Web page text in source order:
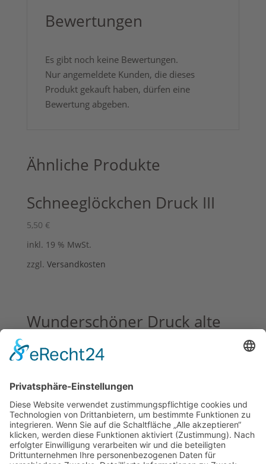
Bewertungen
Es gibt noch keine Bewertungen.
Nur angemeldete Kunden, die dieses
Produkt gekauft haben, dürfen eine
Bewertung abgeben.
Ähnliche Produkte
Schneeglöckchen Druck III
5,50 €
inkl. 19 % MwSt.
zzgl. Versandkosten
Wunderschöner Druck alte
Posamente “Tafel 7”
15,00€
zzgl. Versandkosten